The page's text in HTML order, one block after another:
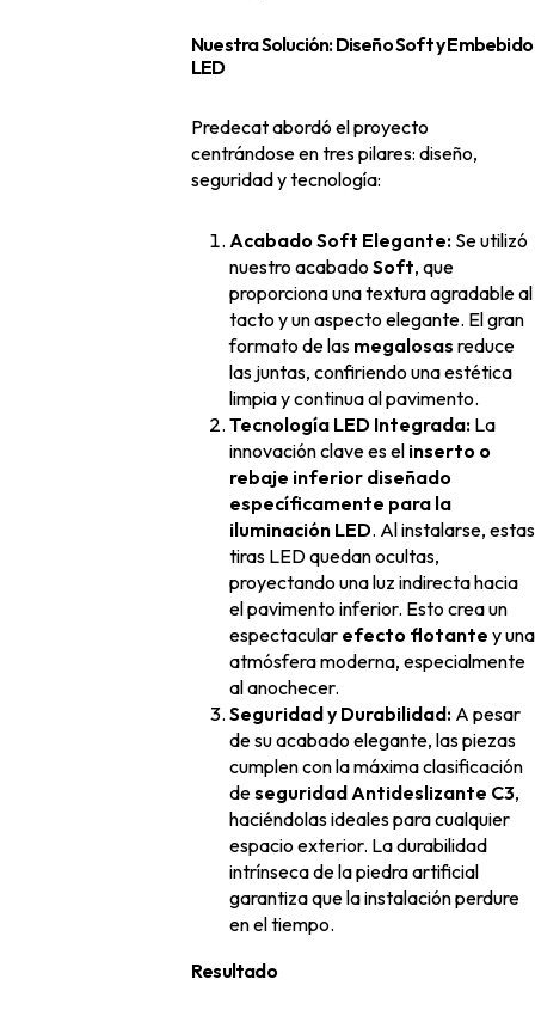
Nuestra Solución: Diseño Soft y Embebido
LED
Predecat abordó el proyecto
centrándose en tres pilares: diseño,
seguridad y tecnología:
Acabado Soft Elegante: Se utilizó
nuestro acabado Soft, que
proporciona una textura agradable al
tacto y un aspecto elegante. El gran
formato de las megalosas reduce
las juntas, confiriendo una estética
limpia y continua al pavimento.
Tecnología LED Integrada: La
innovación clave es el inserto o
rebaje inferior diseñado
específicamente para la
iluminación LED. Al instalarse, estas
tiras LED quedan ocultas,
proyectando una luz indirecta hacia
el pavimento inferior. Esto crea un
espectacular efecto flotante y una
atmósfera moderna, especialmente
al anochecer.
Seguridad y Durabilidad: A pesar
de su acabado elegante, las piezas
cumplen con la máxima clasificación
deseguridad Antideslizante C3,
haciéndolas ideales para cualquier
espacio exterior. La durabilidad
intrínseca de la piedra artificial
garantiza que la instalación perdure
en el tiempo.
Resultado